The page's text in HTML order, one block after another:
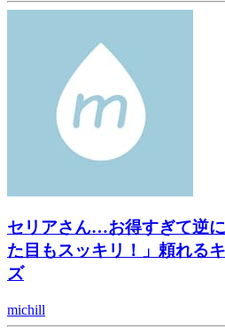
セリアさん…お得すぎて逆
た目もスッキリ！」頼れる
ズ
michill